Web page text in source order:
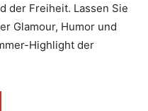
der Freiheit. Lassen Sie
Glamour, Humor und
Highlight der